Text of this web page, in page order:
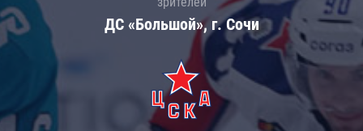
ДС «Большой», г. Сочи